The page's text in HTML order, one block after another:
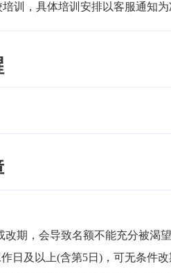
培训，具体培训安排以客服通知
改期，会导致名额不能充分被渴
日及以上(含第5日)，可无条件